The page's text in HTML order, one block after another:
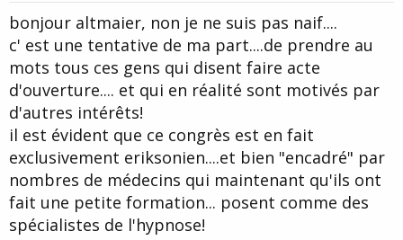
e
bonjour altmaier, non je ne suis pas naif....
c' est une tentative de ma part....de prendre au
mots tous ces gens qui disent faire acte
d'ouverture.... et qui en réalité sont motivés par
d'autres intérêts!
il est évident que ce congrès est en fait
exclusivement eriksonien....et bien "encadré" par
nombres de médecins qui maintenant qu'ils ont
fait une petite formation... posent comme des
spécialistes de l'hypnose!